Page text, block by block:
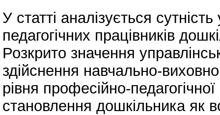
У статті аналізується
педагогічних працівників
Розкрито значення
здійснення навчально-
рівня професійно-
становлення дошкільника як